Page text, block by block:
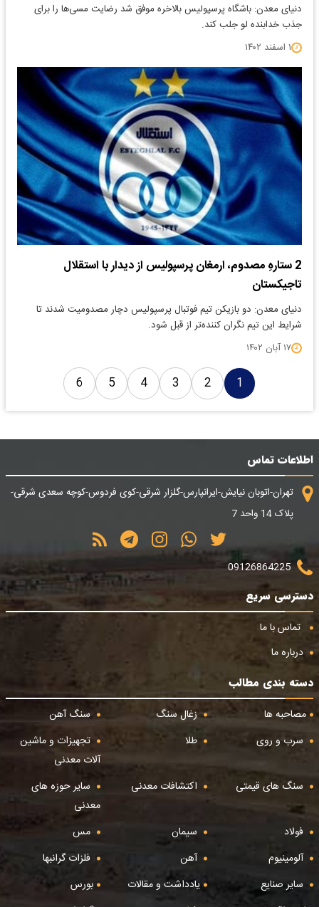
دنیای معدن: باشگاه پرسپولیس بالاخره موفق شد رضایت مسی‌ها را برای
جذب خدابنده لو جلب کند.
۱ اسفند ۱۴۰۲
2 ستارهِ مصدوم، ارمغان پرسپولیس از دیدار با استقلال
تاجیکستان
دنیای معدن: دو بازیکن تیم فوتبال پرسپولیس دچار مصدومیت شدند تا
شرایط این تیم نگران کننده‌تر از قبل شود.
۱۷ آبان ۱۴۰۲
1
2
3
4
5
6
اطلاعات تماس
تهران-اتوبان نیایش-ایرانپارس-گلزار شرقی-کوی فردوس-کوچه سعدی شرقی-
پلاک 14 واحد 7
09126864225
دسترسی سریع
تماس با ما
درباره ما
دسته بندی مطالب
مصاحبه ها
زغال سنگ
سنگ آهن
سرب و روی
طلا
تجهیزات و ماشین
آلات معدنی
سنگ های قیمتی
اکتشافات معدنی
سایر حوزه های
معدنی
فولاد
سیمان
مس
آلومینیوم
آهن
فلزات گرانبها
سایر صنایع
یادداشت و مقالات
بورس